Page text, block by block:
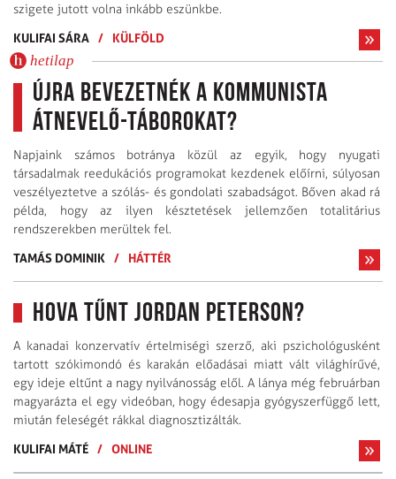
szigete jutott volna inkább eszünkbe.
KULIFAI SÁRA / KÜLFÖLD
hetilap
Újra bevezetnék a kommunista
átnevelő-táborokat?
Napjaink számos botránya közül az egyik, hogy nyugati
társadalmak reedukációs programokat kezdenek előírni, súlyosan
veszélyeztetve a szólás- és gondolati szabadságot. Bőven akad rá
példa, hogy az ilyen késztetések jellemzően totalitárius
rendszerekben merültek fel.
TAMÁS DOMINIK
/ HÁTTÉR
Hova tűnt Jordan Peterson?
A kanadai konzervatív értelmiségi szerző, aki pszichológusként
tartott szókimondó és karakán előadásai miatt vált világhírűvé,
egy ideje eltűnt a nagy nyilvánosság elől. A lánya még februárban
magyarázta el egy videóban, hogy édesapja gyógyszerfüggő lett,
miután feleségét rákkal diagnosztizálták.
KULIFAI MÁTÉ / ONLINE